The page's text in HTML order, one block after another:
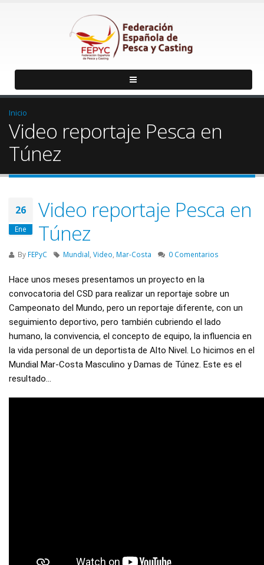
Inicio
Video reportaje Pesca en
Túnez
26
Ene
Video reportaje Pesca en
Túnez
By FEPyC Mundial Video Mar-Costa 0 Comentarios
Hace unos meses presentamos un proyecto en la
convocatoria del CSD para realizar un reportaje sobre un
Campeonato del Mundo, pero un reportaje diferente, con un
seguimiento deportivo, pero también cubriendo el lado
humano, la convivencia, el concepto de equipo, la influencia en
la vida personal de un deportista de Alto Nivel. Lo hicimos en el
Mundial Mar-Costa Masculino y Damas de Túnez. Este es el
resultado…